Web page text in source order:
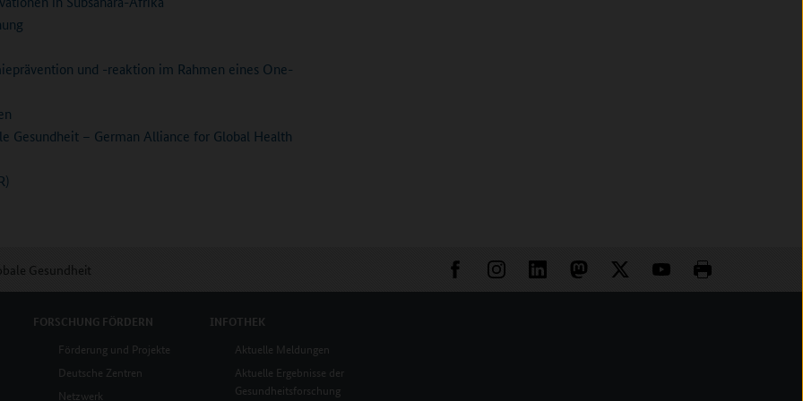
und -reaktion im Rahmen eines One-
Gesundheit – German Alliance for Global Health
Gesundheit
FORSCHUNG FÖRDERN
Förderung und Projekte
Deutsche Zentren
Netzwerk
INFOTHEK
Aktuelle Meldungen
Aktuelle Ergebnisse der
Gesundheitsforschung